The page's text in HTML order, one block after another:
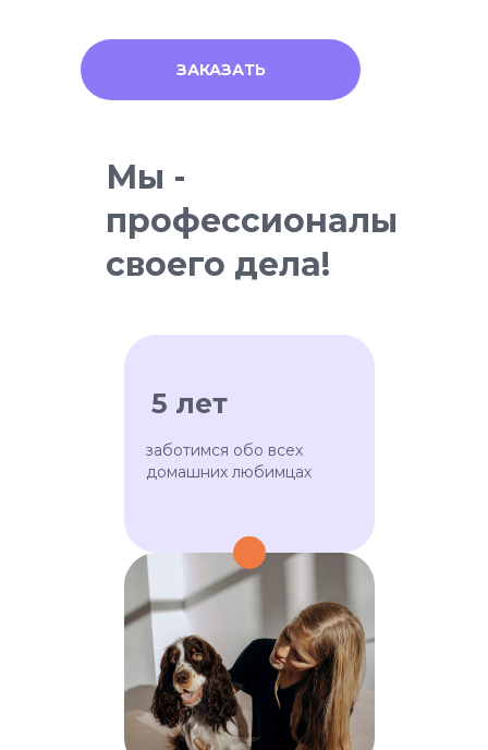
ЗАКАЗАТЬ
5 лет
Мы -
профессионалы
своего дела!
заботимся обо всех
домашних любимцах